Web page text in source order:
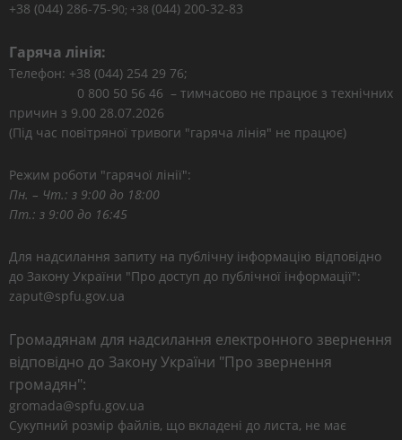
+38 (044) 286-75-90; +38 (044) 200-32-83
Гаряча лінія:
Телефон: +38 (044) 254 29 76;
0 800 50 56 46 – тимчасово не працює з технічних
причин з 9.00 28.07.2026
(Під час повітряної тривоги "гаряча лінія" не працює)
Режим роботи "гарячої лінії":
Пн. – Чт.: з 9:00 до 18:00
Пт.: з 9:00 до 16:45
Для надсилання запиту на публічну інформацію відповідно
до Закону України "Про доступ до публічної інформації":
zaput@spfu.gov.ua
Громадянам для надсилання електронного звернення
відповідно до Закону України "Про звернення
громадян":
gromada@spfu.gov.ua
Сукупний розмір файлів, що вкладені до листа, не має